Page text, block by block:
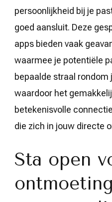
persoonlijkheid bij je
goed aansluit. Deze
apps bieden vaak
waarmee je potentiële
bepaalde straal
waardoor het
betekenisvolle
die zich in jouw directe
Sta open